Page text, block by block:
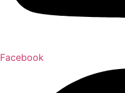
Facebook